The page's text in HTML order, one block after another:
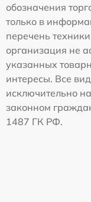
обозначения
только в
перечень
организация не
указанных
интересы. Все
исключительно
законном
1487 ГК РФ.